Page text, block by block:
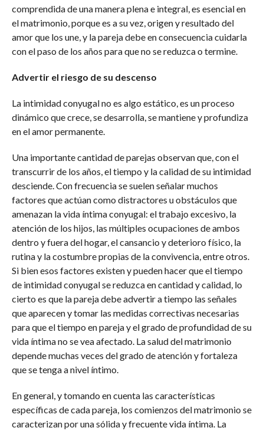
comprendida de una manera plena e integral, es esencial en
el matrimonio, porque es a su vez, origen y resultado del
amor que los une, y la pareja debe en consecuencia cuidarla
con el paso de los años para que no se reduzca o termine.
Advertir el riesgo de su descenso
La intimidad conyugal no es algo estático, es un proceso
dinámico que crece, se desarrolla, se mantiene y profundiza
en el amor permanente.
Una importante cantidad de parejas observan que, con el
transcurrir de los años, el tiempo y la calidad de su intimidad
desciende. Con frecuencia se suelen señalar muchos
factores que actúan como distractores u obstáculos que
amenazan la vida íntima conyugal: el trabajo excesivo, la
atención de los hijos, las múltiples ocupaciones de ambos
dentro y fuera del hogar, el cansancio y deterioro físico, la
rutina y la costumbre propias de la convivencia, entre otros.
Si bien esos factores existen y pueden hacer que el tiempo
de intimidad conyugal se reduzca en cantidad y calidad, lo
cierto es que la pareja debe advertir a tiempo las señales
que aparecen y tomar las medidas correctivas necesarias
para que el tiempo en pareja y el grado de profundidad de su
vida íntima no se vea afectado. La salud del matrimonio
depende muchas veces del grado de atención y fortaleza
que se tenga a nivel íntimo.
En general, y tomando en cuenta las características
específicas de cada pareja, los comienzos del matrimonio se
caracterizan por una sólida y frecuente vida íntima. La